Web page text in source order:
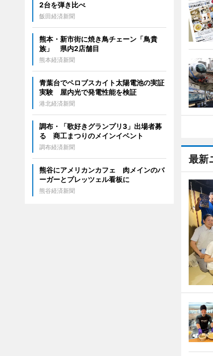
最新
2台を弾き比べ
飯田経済新聞
熊本・新市街に焼き鳥チェーン「鳥貴
族」 県内2店舗目
熊本経済新聞
青葉台でペロブスカイト太陽電池の実証
実験 屋内光で発電性能を検証
港北経済新聞
調布・「歌好きグランプリ3」出場者募
る 商工まつりのメインイベント
調布経済新聞
熊谷にアメリカンカフェ 肉メインのバ
ーガーとプレッツェル看板に
熊谷経済新聞